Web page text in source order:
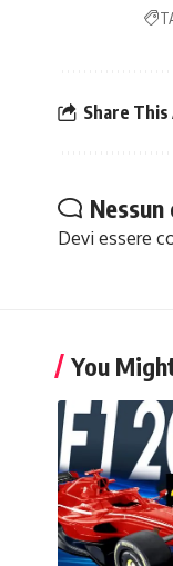
Share
Devi essere
You